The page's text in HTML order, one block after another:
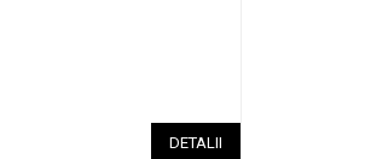
DETALII